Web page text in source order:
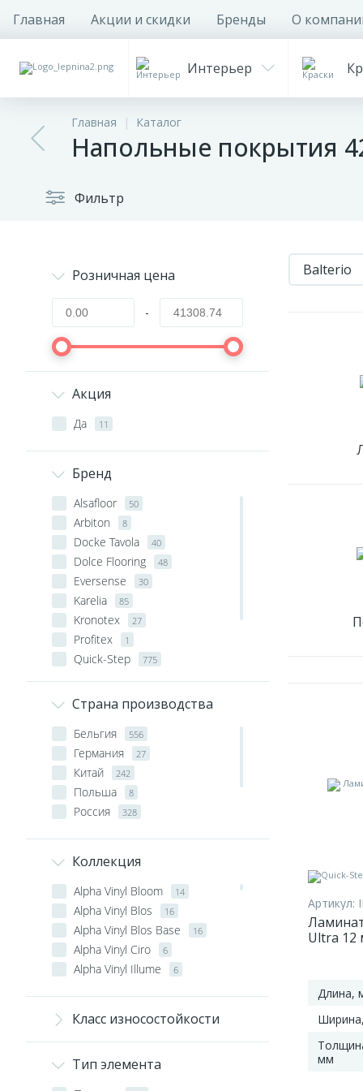
Главная Акции и скидки Бренды О
Интерьер
Главная Каталог
Напольные покрытия
Фильтр
Розничная цена
-
Акция
Да 11
Бренд
Alsafloor 50
Arbiton 8
Docke Tavola 40
Dolce Flooring 48
Eversense 30
Karelia 85
Kronotex 27
Profitex 1
Quick-Step 775
Solid 1
Vinilam 167
Vinilpol
Страна производства
Бельгия 556
Германия 27
Китай 242
Польша 8
Россия 328
Швеция
Коллекция
Alpha Vinyl Bloom 14
Alpha Vinyl Blos 16
Alpha Vinyl Blos Base 16
Alpha Vinyl Ciro 6
Alpha Vinyl Illume 6
Ambient Glue Plus
Aqua Classic
Aqua Large 2
Atmosphere
Класс износостойкости
Тип элемента
Balterio
Артикул:
Ultra 12
Длина,
мм